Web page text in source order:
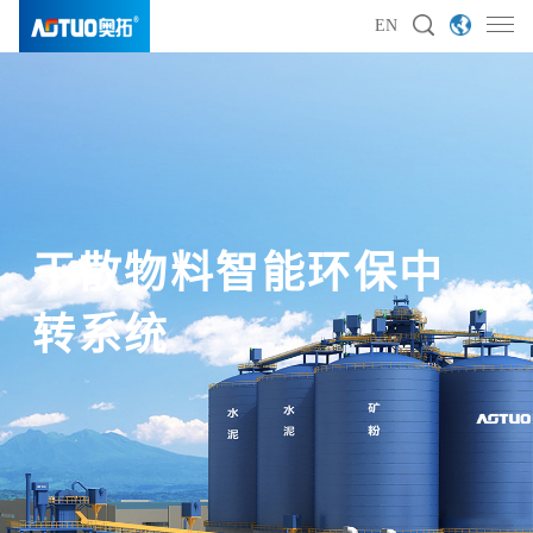
EN
干散物料智能环保中
转系统
干散物料智能环保中
转系统
干散物料智能环保中
转系统
干散物料智能环保中
转系统